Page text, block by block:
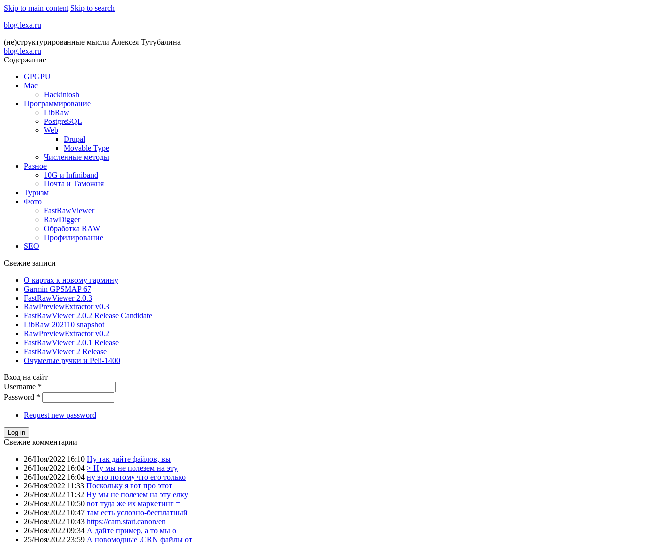
Skip to main content Skip to search
blog.lexa.ru
(не)структурированные мысли Алексея Тутубалина
blog.lexa.ru
Содержание
GPGPU
Mac
Hackintosh
Программирование
LibRaw
PostgreSQL
Web
Drupal
Movable Type
Численные методы
Разное
10G и Infiniband
Почта и Таможня
Туризм
Фото
FastRawViewer
RawDigger
Обработка RAW
Профилирование
SEO
Свежие записи
О картах к новому гармину
Garmin GPSMAP 67
FastRawViewer 2.0.3
RawPreviewExtractor v0.3
FastRawViewer 2.0.2 Release Candidate
LibRaw 202110 snapshot
RawPreviewExtractor v0.2
FastRawViewer 2.0.1 Release
FastRawViewer 2 Release
Очумелые ручки и Peli-1400
Вход на сайт
Username *
Password *
Request new password
Свежие комментарии
26/Ноя/2022 16:10 Ну так дайте файлов, вы
26/Ноя/2022 16:04 > Ну мы не полезем на эту
26/Ноя/2022 16:04 ну это потому что его только
26/Ноя/2022 11:33 Поскольку я вот про этот
26/Ноя/2022 11:32 Ну мы не полезем на эту елку
26/Ноя/2022 10:50 вот туда же их маркетинг =
26/Ноя/2022 10:47 там есть условно-бесплатный
26/Ноя/2022 10:43 https://cam.start.canon/en
26/Ноя/2022 09:34 А дайте пример, а то мы о
25/Ноя/2022 23:59 А новомодные .CRN файлы от